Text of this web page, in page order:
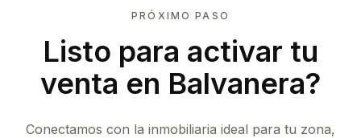
PRÓXIMO PASO
Listo para activar tu
venta en Balvanera?
Conectamos con la inmobiliaria ideal para tu zona,